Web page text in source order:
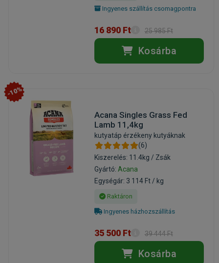
Ingyenes szállítás csomagpontra
16 890 Ft 25 985 Ft
Kosárba
-10%
Acana Singles Grass Fed
Lamb 11,4kg
kutyatáp érzékeny kutyáknak
(6)
Kiszerelés: 11.4kg / Zsák
Gyártó: Acana
Egységár: 3 114 Ft / kg
Raktáron
Ingyenes házhozszállítás
35 500 Ft 39 444 Ft
Kosárba